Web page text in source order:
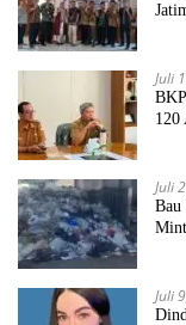
Juli
120
Juli
Bau
Juli